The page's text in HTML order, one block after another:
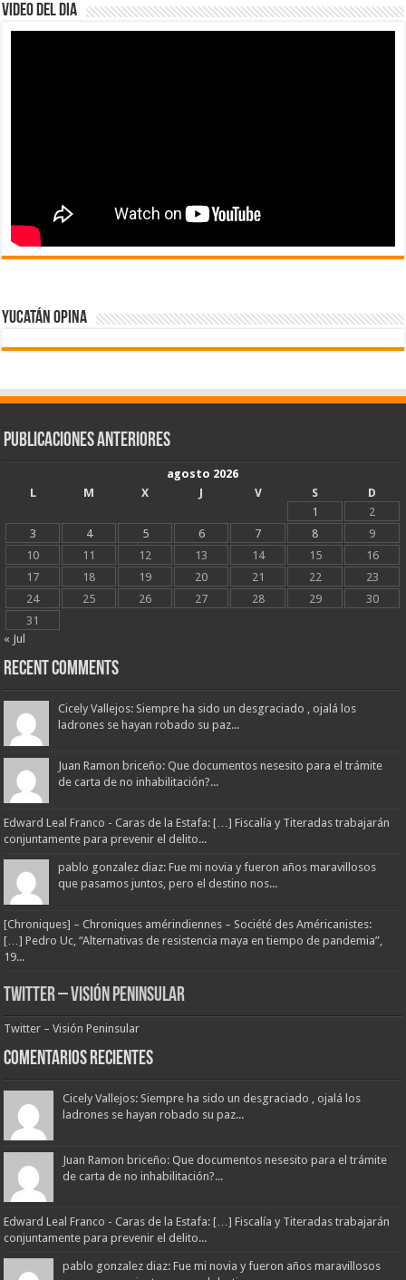
Video del dia
Yucatán Opina
Publicaciones Anteriores
agosto 2026
L
M X J V S
D
1
2
3
4 5 6 7 8
9
10
11 12 13 14 15
16
17
18 19 20 21 22
23
24
25 26 27 28 29
30
31
« Jul
Recent Comments
Cicely Vallejos: Siempre ha sido un desgraciado , ojalá los
ladrones se hayan robado su paz...
Juan Ramon briceño: Que documentos nesesito para el trámite
de carta de no inhabilitación?...
Edward Leal Franco - Caras de la Estafa: […] Fiscalía y Titeradas trabajarán
conjuntamente para prevenir el delito...
pablo gonzalez diaz: Fue mi novia y fueron años maravillosos
que pasamos juntos, pero el destino nos...
[Chroniques] – Chroniques amérindiennes – Société des Américanistes:
[…] Pedro Uc, “Alternativas de resistencia maya en tiempo de pandemia”,
19...
Twitter – Visión Peninsular
Twitter – Visión Peninsular
Comentarios Recientes
Cicely Vallejos: Siempre ha sido un desgraciado , ojalá los
ladrones se hayan robado su paz...
Juan Ramon briceño: Que documentos nesesito para el trámite
de carta de no inhabilitación?...
Edward Leal Franco - Caras de la Estafa: […] Fiscalía y Titeradas trabajarán
conjuntamente para prevenir el delito...
pablo gonzalez diaz: Fue mi novia y fueron años maravillosos